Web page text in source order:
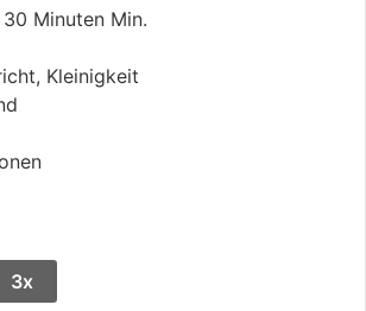
30 Minuten Min.
Kleinigkeit
3x